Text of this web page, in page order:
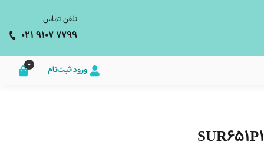
تلفن تماس
021 9107 7799
ورود/ثبت‌نام 0